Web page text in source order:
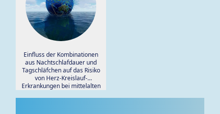
Einfluss der Kombinationen
aus Nachtschlafdauer und
Tagschläfchen auf das Risiko
von Herz-Kreislauf-
Erkrankungen bei mittelalten